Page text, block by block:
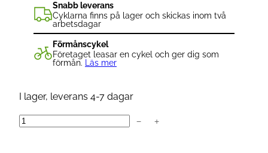
Snabb leverans
Cyklarna finns på lager och skickas inom två
arbetsdagar
Förmånscykel
Företaget leasar en cykel och ger dig som
förmån.
Läs mer
I lager, leverans 4-7 dagar
O
− +